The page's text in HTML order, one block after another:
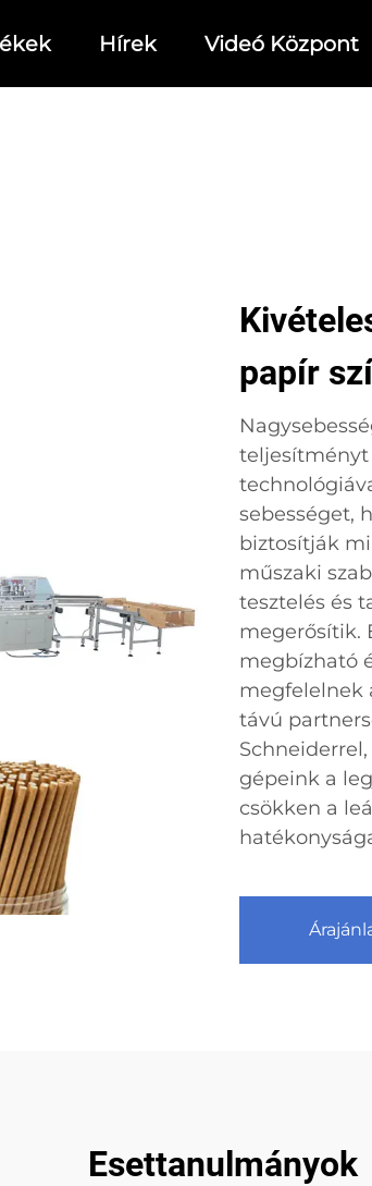
Hírek Videó Központ
papír
teljesítményt
sebességet,
biztosítják
műszaki
tesztelés és
megerősítik.
megbízható
megfelelnek
távú
gépeink a
csökken a
Esettanulmányok